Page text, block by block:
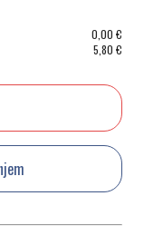
0,00 €
5,80 €